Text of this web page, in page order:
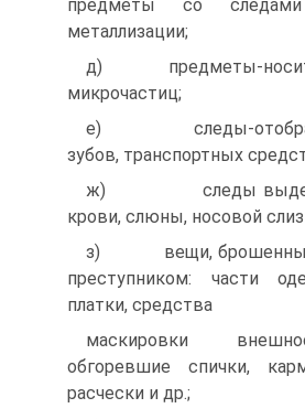
предметы со
металлизации;
д) предметы-
микрочастиц;
е) следы-
зубов, транспортных
ж) следы
крови, слюны, носовой
з) вещи, брошенные
преступником: части
платки, средства
маскировки
обгоревшие спички,
расчески и др.;